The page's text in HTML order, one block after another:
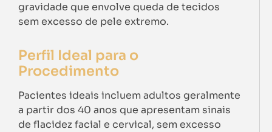
gravidade que envolve queda de tecidos
sem excesso de pele extremo.
Perfil Ideal para o
Procedimento
Pacientes ideais incluem adultos geralmente
a partir dos 40 anos que apresentam sinais
de flacidez facial e cervical, sem excesso